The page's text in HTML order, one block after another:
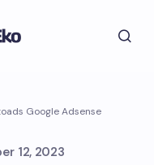
Google Adsense
12, 2023